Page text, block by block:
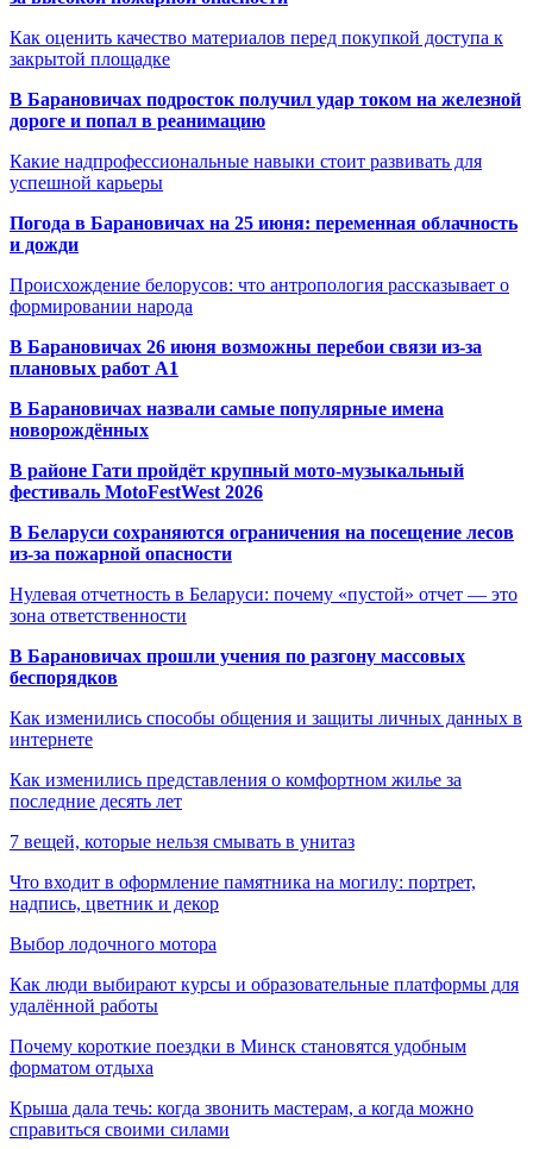
Как оценить качество материалов перед покупкой доступа к
закрытой площадке
В Барановичах подросток получил удар током на железной
дороге и попал в реанимацию
Какие надпрофессиональные навыки стоит развивать для
успешной карьеры
Погода в Барановичах на 25 июня: переменная облачность
и дожди
Происхождение белорусов: что антропология рассказывает о
формировании народа
В Барановичах 26 июня возможны перебои связи из-за
плановых работ A1
В Барановичах назвали самые популярные имена
новорождённых
В районе Гати пройдёт крупный мото-музыкальный
фестиваль MotoFestWest 2026
В Беларуси сохраняются ограничения на посещение лесов
из-за пожарной опасности
Нулевая отчетность в Беларуси: почему «пустой» отчет — это
зона ответственности
В Барановичах прошли учения по разгону массовых
беспорядков
Как изменились способы общения и защиты личных данных в
интернете
Как изменились представления о комфортном жилье за
последние десять лет
7 вещей, которые нельзя смывать в унитаз
Что входит в оформление памятника на могилу: портрет,
надпись, цветник и декор
Выбор лодочного мотора
Как люди выбирают курсы и образовательные платформы для
удалённой работы
Почему короткие поездки в Минск становятся удобным
форматом отдыха
Крыша дала течь: когда звонить мастерам, а когда можно
справиться своими силами